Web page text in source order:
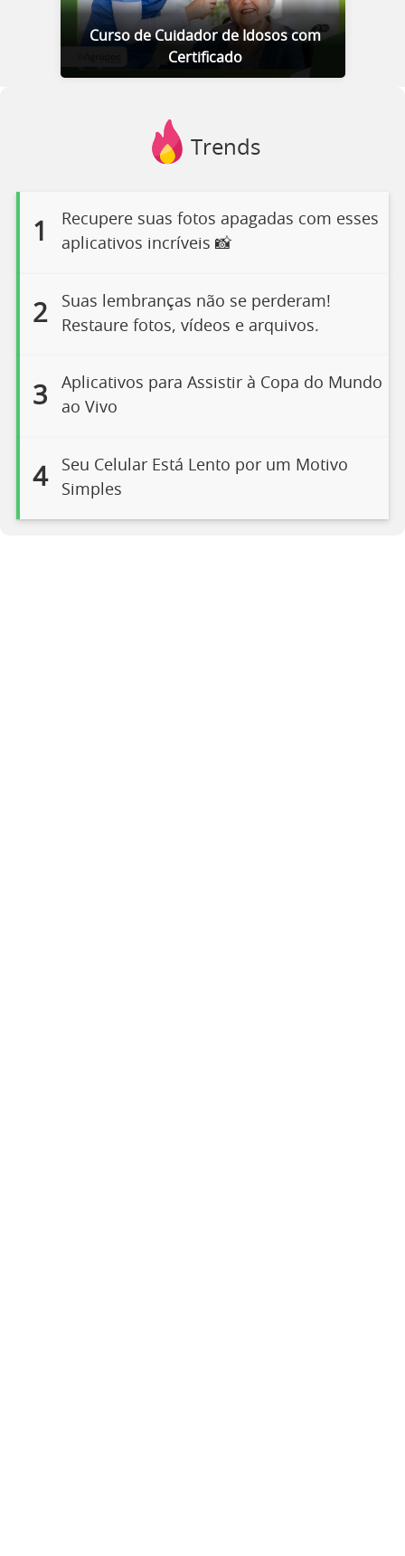
Curso de Cuidador de Idosos com
Certificado
Trends
1
Recupere suas fotos apagadas com esses
aplicativos incríveis 📸
2
Suas lembranças não se perderam!
Restaure fotos, vídeos e arquivos.
3
Aplicativos para Assistir à Copa do Mundo
ao Vivo
4
Seu Celular Está Lento por um Motivo
Simples